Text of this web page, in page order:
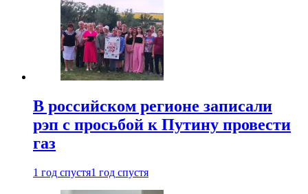
В российском регионе записали
рэп с просьбой к Путину провести
газ
1 год спустя1 год спустя